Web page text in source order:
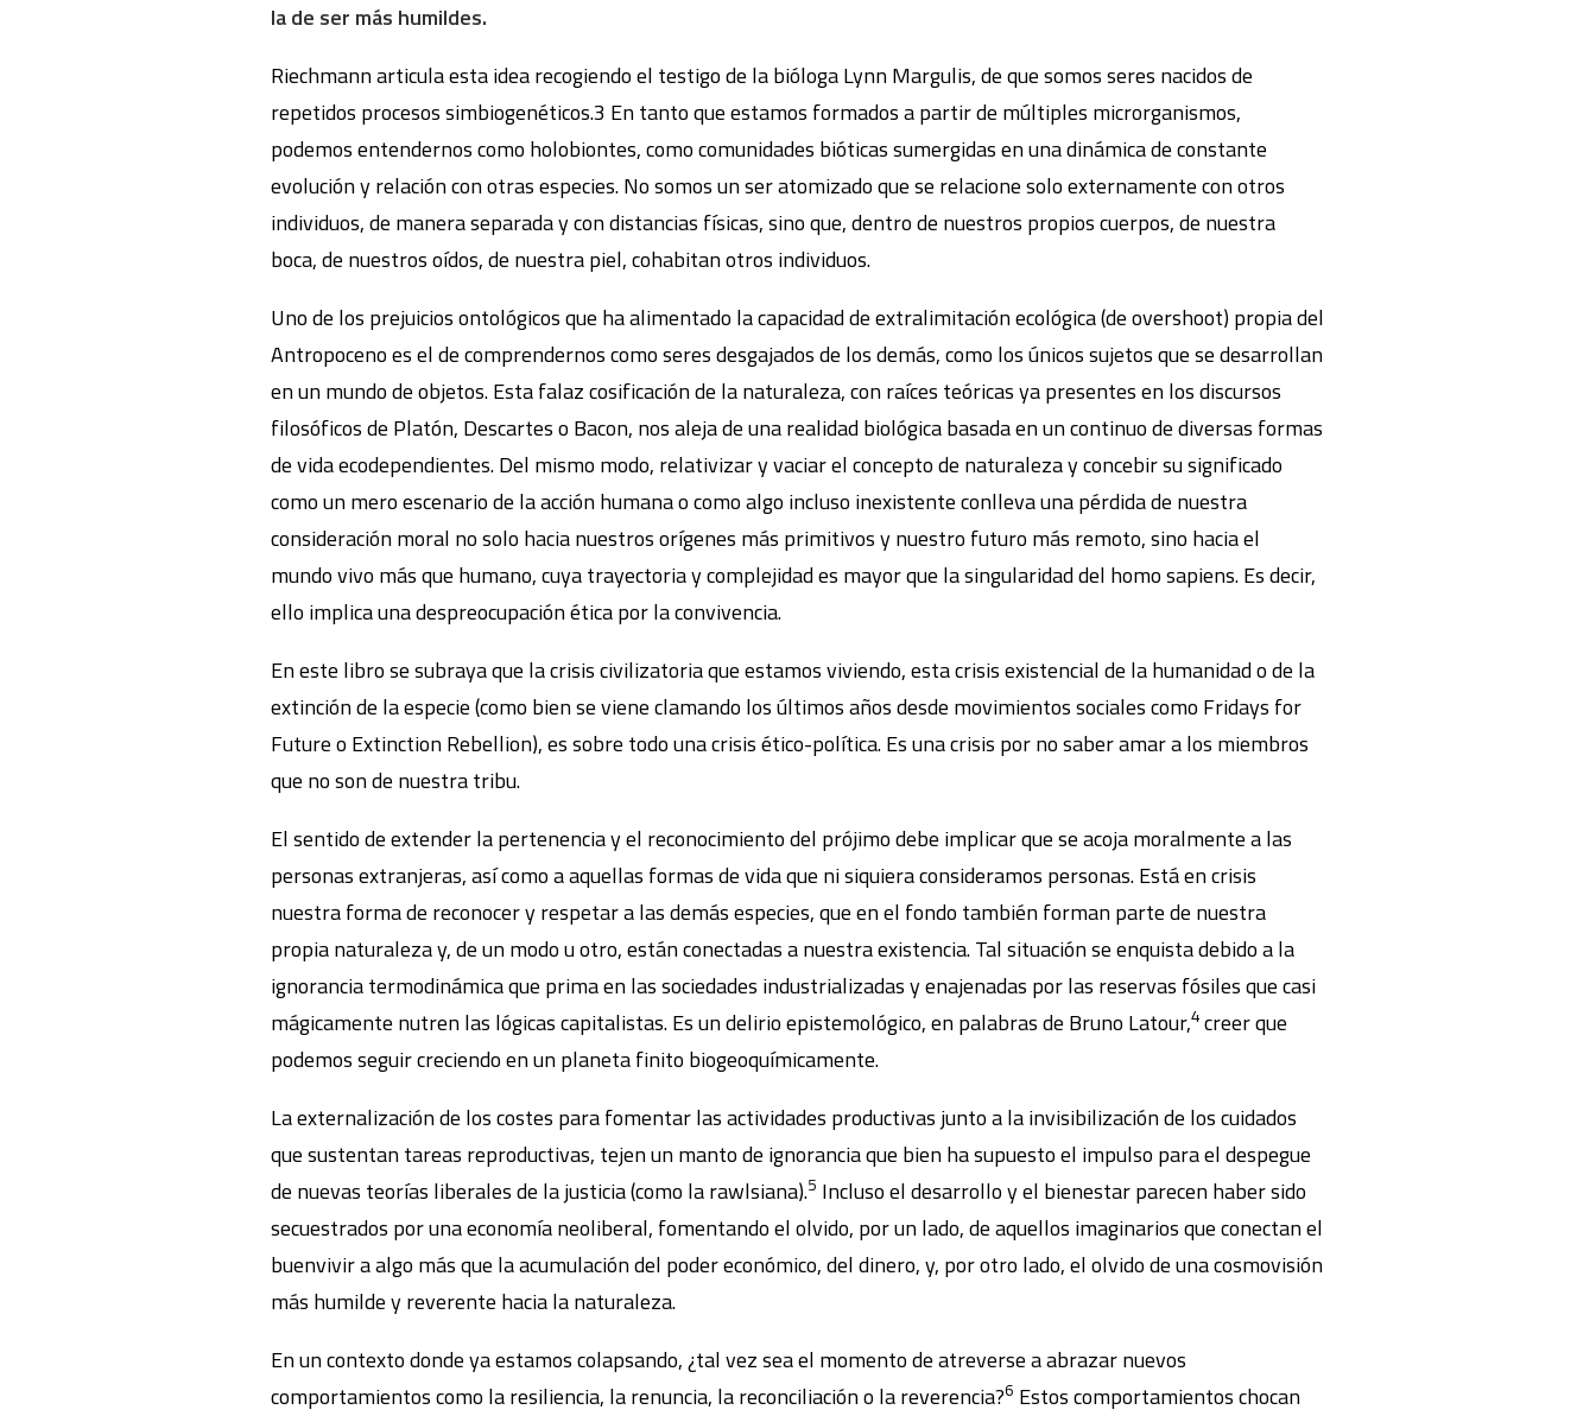
la de ser más humildes.
Riechmann articula esta idea recogiendo el testigo de la bióloga Lynn Margulis, de que somos seres nacidos de
repetidos procesos simbiogenéticos.3 En tanto que estamos formados a partir de múltiples microrganismos,
podemos entendernos como holobiontes, como comunidades bióticas sumergidas en una dinámica de constante
evolución y relación con otras especies. No somos un ser atomizado que se relacione solo externamente con otros
individuos, de manera separada y con distancias físicas, sino que, dentro de nuestros propios cuerpos, de nuestra
boca, de nuestros oídos, de nuestra piel, cohabitan otros individuos.
Uno de los prejuicios ontológicos que ha alimentado la capacidad de extralimitación ecológica (de overshoot) propia del
Antropoceno es el de comprendernos como seres desgajados de los demás, como los únicos sujetos que se desarrollan
en un mundo de objetos. Esta falaz cosificación de la naturaleza, con raíces teóricas ya presentes en los discursos
filosóficos de Platón, Descartes o Bacon, nos aleja de una realidad biológica basada en un continuo de diversas formas
de vida ecodependientes. Del mismo modo, relativizar y vaciar el concepto de naturaleza y concebir su significado
como un mero escenario de la acción humana o como algo incluso inexistente conlleva una pérdida de nuestra
consideración moral no solo hacia nuestros orígenes más primitivos y nuestro futuro más remoto, sino hacia el
mundo vivo más que humano, cuya trayectoria y complejidad es mayor que la singularidad del homo sapiens. Es decir,
ello implica una despreocupación ética por la convivencia.
En este libro se subraya que la crisis civilizatoria que estamos viviendo, esta crisis existencial de la humanidad o de la
extinción de la especie (como bien se viene clamando los últimos años desde movimientos sociales como Fridays for
Future o Extinction Rebellion), es sobre todo una crisis ético-política. Es una crisis por no saber amar a los miembros
que no son de nuestra tribu.
El sentido de extender la pertenencia y el reconocimiento del prójimo debe implicar que se acoja moralmente a las
personas extranjeras, así como a aquellas formas de vida que ni siquiera consideramos personas. Está en crisis
nuestra forma de reconocer y respetar a las demás especies, que en el fondo también forman parte de nuestra
propia naturaleza y, de un modo u otro, están conectadas a nuestra existencia. Tal situación se enquista debido a la
ignorancia termodinámica que prima en las sociedades industrializadas y enajenadas por las reservas fósiles que casi
mágicamente nutren las lógicas capitalistas. Es un delirio epistemológico, en palabras de Bruno Latour,4 creer que
podemos seguir creciendo en un planeta finito biogeoquímicamente.
La externalización de los costes para fomentar las actividades productivas junto a la invisibilización de los cuidados
que sustentan tareas reproductivas, tejen un manto de ignorancia que bien ha supuesto el impulso para el despegue
de nuevas teorías liberales de la justicia (como la rawlsiana).5 Incluso el desarrollo y el bienestar parecen haber sido
secuestrados por una economía neoliberal, fomentando el olvido, por un lado, de aquellos imaginarios que conectan el
buenvivir a algo más que la acumulación del poder económico, del dinero, y, por otro lado, el olvido de una cosmovisión
más humilde y reverente hacia la naturaleza.
En un contexto donde ya estamos colapsando, ¿tal vez sea el momento de atreverse a abrazar nuevos
comportamientos como la resiliencia, la renuncia, la reconciliación o la reverencia?6 Estos comportamientos chocan